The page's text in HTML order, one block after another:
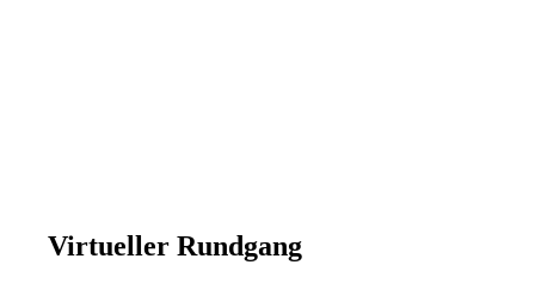
Virtueller Rundgang